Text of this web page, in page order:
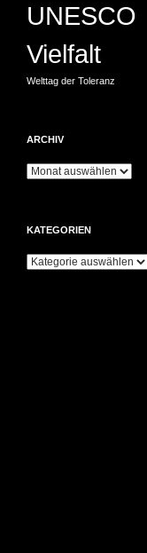
UNESCO
Vielfalt
Welttag der Toleranz
ARCHIV
Archiv
KATEGORIEN
Kategorien